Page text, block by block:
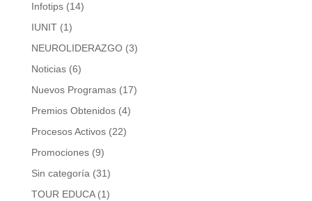
Infotips(14)
IUNIT(1)
NEUROLIDERAZGO(3)
Noticias(6)
Nuevos Programas(17)
Premios Obtenidos(4)
Procesos Activos(22)
Promociones(9)
Sin categoría (31)
TOUR EDUCA(1)